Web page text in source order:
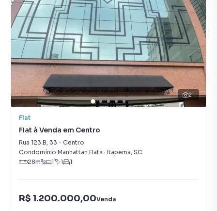
21
Flat
Flat à Venda em Centro
Rua 123 B, 33 - Centro
Condomínio Manhattan Flats · Itapema, SC
28m² 1 1 1
R$ 1.200.000,00Venda